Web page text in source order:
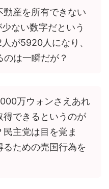
動産を所有できない
ない数字だという
が5920人になり、
は一瞬だが？
万ウォンさえあれ
得できるというのが
主党は目を覚ま
ための売国行為を